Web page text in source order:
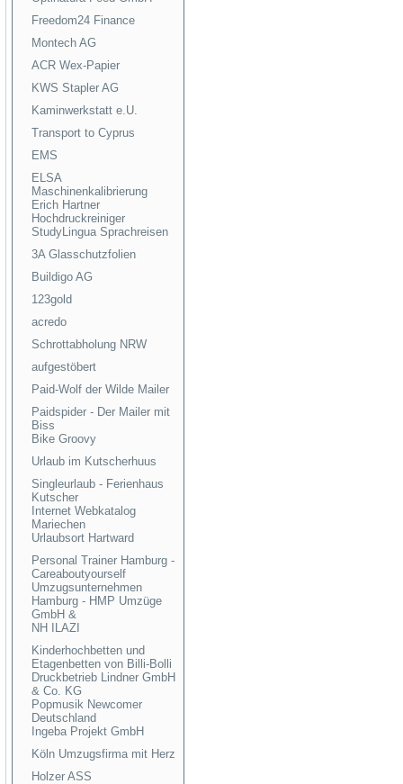
Freedom24 Finance
Montech AG
ACR Wex-Papier
KWS Stapler AG
Kaminwerkstatt e.U.
Transport to Cyprus
EMS
ELSA
Maschinenkalibrierung
Erich Hartner
Hochdruckreiniger
StudyLingua Sprachreisen
3A Glasschutzfolien
Buildigo AG
123gold
acredo
Schrottabholung NRW
aufgestöbert
Paid-Wolf der Wilde Mailer
Paidspider - Der Mailer mit
Biss
Bike Groovy
Urlaub im Kutscherhuus
Singleurlaub - Ferienhaus
Kutscher
Internet Webkatalog
Mariechen
Urlaubsort Hartward
Personal Trainer Hamburg -
Careaboutyourself
Umzugsunternehmen
Hamburg - HMP Umzüge
GmbH &
NH ILAZI
Kinderhochbetten und
Etagenbetten von Billi-Bolli
Druckbetrieb Lindner GmbH
& Co. KG
Popmusik Newcomer
Deutschland
Ingeba Projekt GmbH
Köln Umzugsfirma mit Herz
Holzer ASS